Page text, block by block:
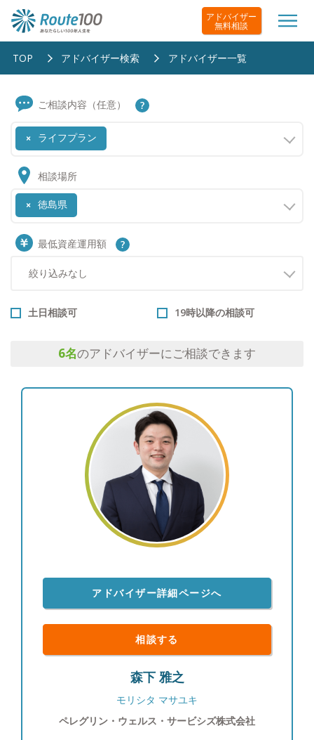
アドバイザー
無料相談
TOP アドバイザー検索 アドバイザー一覧
ご相談内容（任意）
× ライフプラン
相談場所
× 徳島県
最低資産運用額
土日相談可 19時以降の相談可
6名のアドバイザーにご相談できます
アドバイザー詳細ページへ
相談する
森下 雅之
モリシタ マサユキ
ペレグリン・ウェルス・サービシズ株式会社